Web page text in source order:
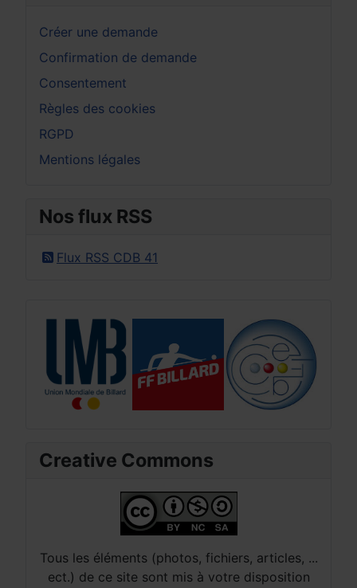
Créer une demande
Confirmation de demande
Consentement
Règles des cookies
RGPD
Mentions légales
Nos flux RSS
Flux RSS CDB 41
Creative Commons
Tous les éléments (photos, fichiers, articles, ...
ect.) de ce site sont mis à votre disposition